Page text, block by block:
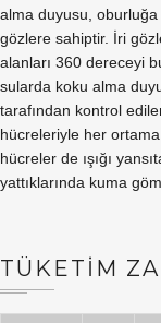
alma duyusu,
gözlere sahiptir. İri
alanları 360 dereceyi
sularda koku alma
tarafından kontrol
hücreleriyle her
hücreler de ışığı
yattıklarında kuma
TÜKETİM